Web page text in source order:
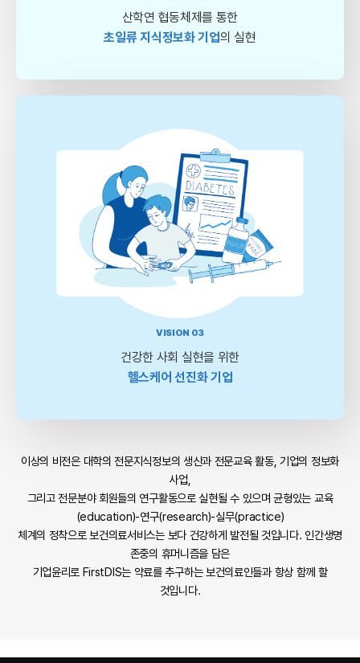
산학연 협동체제를 통한
초일류 지식정보화 기업의 실현
VISION 03
건강한 사회 실현을 위한
헬스케어 선진화 기업
이상의 비전은 대학의 전문지식정보의 생산과 전문교육 활동, 기업의 정보화
사업,
그리고 전문분야 회원들의 연구활동으로 실현될 수 있으며 균형있는 교육
(education)-연구(research)-실무(practice)
체계의 정착으로 보건의료서비스는 보다 건강하게 발전될 것입니다. 인간생명
존중의 휴머니즘을 담은
기업윤리로 FirstDIS는 약료를 추구하는 보건의료인들과 항상 함께 할
것입니다.